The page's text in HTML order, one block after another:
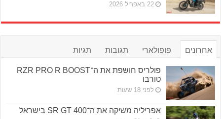
22 באפריל 2026
אחרונים פופולארי תגובות תגיות
פולריס חושפת את ה־RZR PRO R BOOST
טורבו
לפני 18 שעות
אפריליה משיקה את ה־SR GT 400 בישראל